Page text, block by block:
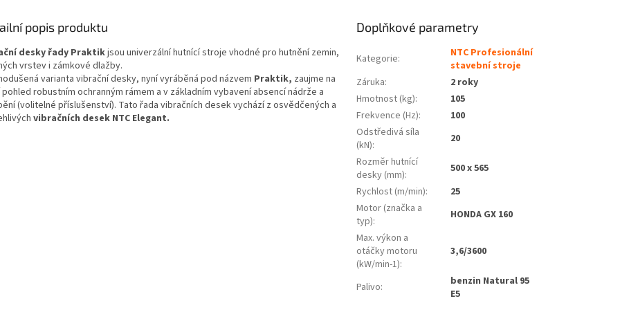
popis produktu
desky řady Praktikjsou univerzální hutnící stroje vhodné pro hutnění zemin,
vrstev i zámkové dlažby.
varianta vibrační desky, nyní vyráběná pod názvem Praktik, zaujme na
robustním ochranným rámem a v základním vybavení absencí nádrže a
(volitelné příslušenství). Tato řada vibračních desek vychází z osvědčených a
vibračních desek NTC Elegant.
Doplňkové parametry
Kategorie:
NTC Profesionální
stavební stroje
Záruka:
2 roky
Hmotnost (kg):
105
Frekvence (Hz):
100
Odstředivá síla
(kN):
20
Rozměr hutnící
desky (mm):
500 x 565
Rychlost (m/min):
25
Motor (značka a
typ):
HONDA GX 160
Max. výkon a
otáčky motoru
(kW/min-1):
3,6/3600
Palivo:
benzin Natural 95
E5